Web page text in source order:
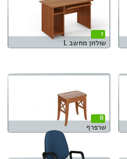
1
שולחן מחשב L
8
שרפרף